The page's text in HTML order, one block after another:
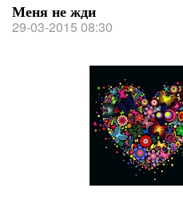
Меня не жди
29-03-2015 08:30